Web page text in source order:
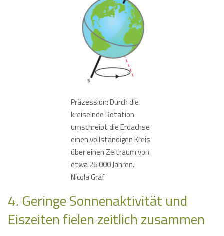
Präzession: Durch die
kreiselnde Rotation
umschreibt die Erdachse
einen vollständigen Kreis
über einen Zeitraum von
etwa 26 000 Jahren.
Nicola Graf
4. Geringe Sonnenaktivität und
Eiszeiten fielen zeitlich zusammen